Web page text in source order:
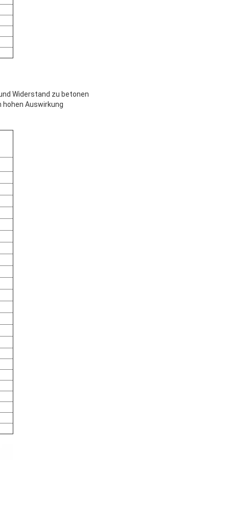
Widerstand zu betonen
Auswirkung